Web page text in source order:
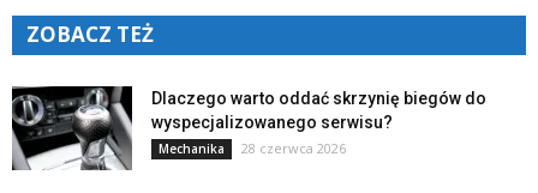
ZOBACZ TEŻ
Dlaczego warto oddać skrzynię biegów do
wyspecjalizowanego serwisu?
Mechanika 28 czerwca 2026